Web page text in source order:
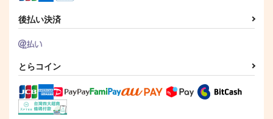
作品詳細
後払い決済
とらコイン